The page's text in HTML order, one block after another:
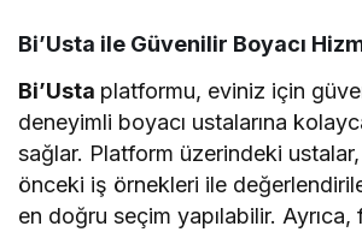
Bi’Usta ile Güvenilir Boyacı
Bi’Usta platformu, eviniz için
deneyimli boyacı ustalarına
sağlar. Platform üzerindeki ustalar,
önceki iş örnekleri ile
en doğru seçim yapılabilir.